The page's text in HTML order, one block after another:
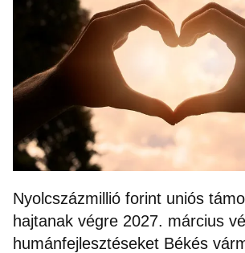
Nyolcszázmillió forint uniós
hajtanak végre 2027. március
humánfejlesztéseket Békés